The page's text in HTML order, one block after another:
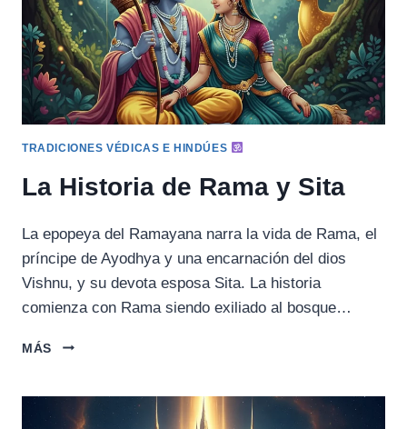
TRADICIONES VÉDICAS E HINDÚES
La Historia de Rama y Sita
La epopeya del Ramayana narra la vida de Rama, el
príncipe de Ayodhya y una encarnación del dios
Vishnu, y su devota esposa Sita. La historia
comienza con Rama siendo exiliado al bosque…
MÁS
LA
RAMA